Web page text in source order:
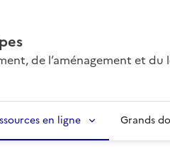
de l’aménagement et du
en ligne Grands